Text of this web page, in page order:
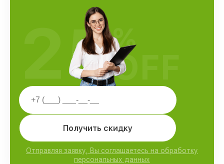
Получить скидку
Отправляя заявку, Вы соглашаетесь на обработку
персональных данных
25%
OFF